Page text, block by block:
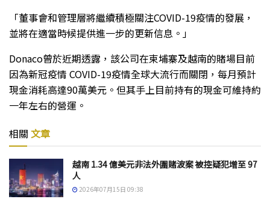
「董事會和管理層將繼續積極關注COVID-19疫情的發展，
並將在適當時候提供進一步的更新信息。」
Donaco曾於近期透露，該公司在柬埔寨及越南的賭場目前
因為新冠疫情 COVID-19疫情全球大流行而關閉，每月預計
現金消耗高達90萬美元。但其手上目前持有的現金可維持約
一年左右的營運。
相關 文章
越南 1.34 億美元非法外圍賭波案 被控疑犯增至 97
人
2026年07月15日 09:38